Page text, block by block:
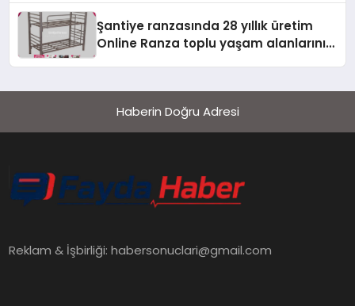
Şantiye ranzasında 28 yıllık üretim
Online Ranza toplu yaşam alanlarını
Haberin Doğru Adresi
Reklam & İşbirliği:habersonuclari@gmail.com